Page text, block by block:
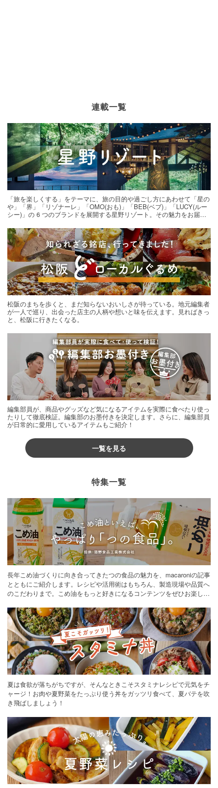
連載一覧
「旅を楽しくする」をテーマに、旅の目的や過ごし方にあわせて「星の
や」「界」「リゾナーレ」「OMO(おも)」「BEB(ベブ)」「LUCY(ルー
シー)」の 6 つのブランドを展開する星野リゾート。その魅力をお届け
松阪のまちを歩くと、まだ知らないおいしさが待っている。地元編集者
が一人で巡り、出会った店主の人柄や想いと味を伝えます。見ればきっ
と、松阪に行きたくなる。
編集部員が、商品やグッズなど気になるアイテムを実際に食べたり使っ
たりして徹底検証。編集部のお墨付きを決定します。さらに、編集部員
が日常的に愛用しているアイテムもご紹介！
一覧を見る
特集一覧
長年こめ油づくりに向き合ってきたつの食品の魅力を、macaroniの記事
とともにご紹介します。レシピや活用術はもちろん、製造現場や品質へ
のこだわりまで。こめ油をもっと好きになるコンテンツをぜひお楽しみ
夏は食欲が落ちがちですが、そんなときこそスタミナレシピで元気をチ
ャージ！お肉や夏野菜をたっぷり使う丼をガッツリ食べて、夏バテを吹
き飛ばしましょう！